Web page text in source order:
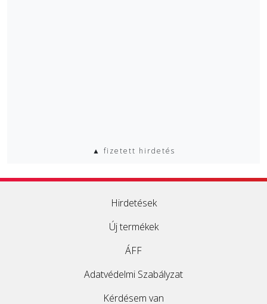
▲ fizetett hirdetés
Hirdetések
Új termékek
ÁFF
Adatvédelmi Szabályzat
Kérdésem van